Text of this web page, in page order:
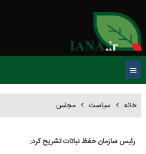
خانه سیاست مجلس
رئیس سازمان حفظ نباتات تشریح کرد: